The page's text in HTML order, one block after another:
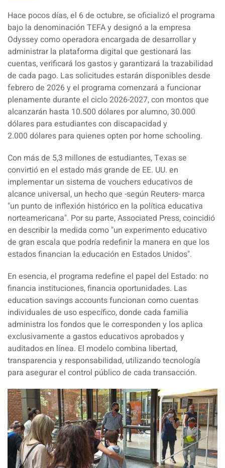
Hace pocos días, el 6 de octubre, se oficializó el programa
bajo la denominación TEFA y designó a la empresa
Odyssey como operadora encargada de desarrollar y
administrar la plataforma digital que gestionará las
cuentas, verificará los gastos y garantizará la trazabilidad
de cada pago. Las solicitudes estarán disponibles desde
febrero de 2026 y el programa comenzará a funcionar
plenamente durante el ciclo 2026-2027, con montos que
alcanzarán hasta 10.500 dólares por alumno, 30.000
dólares para estudiantes con discapacidad y
2.000 dólares para quienes opten por home schooling.
Con más de 5,3 millones de estudiantes,Texas se
convirtió en el estado más grande de EE. UU. en
implementar un sistema de vouchers educativos de
alcance universal, un hecho que -según Reuters- marca
"un punto de inflexión histórico en la política educativa
norteamericana". Por su parte, Associated Press, coincidió
en describir la medida como "un experimento educativo
de gran escala que podría redefinir la manera en que los
estados financian la educación en Estados Unidos".
En esencia, el programa redefine el papel del Estado: no
financia instituciones, financia oportunidades. Las
education savings accounts funcionan como cuentas
individuales de uso específico, donde cada familia
administra los fondos que le corresponden y los aplica
exclusivamente a gastos educativos aprobados y
auditados en línea. El modelo combina libertad,
transparencia y responsabilidad, utilizando tecnología
para asegurar el control público de cada transacción.